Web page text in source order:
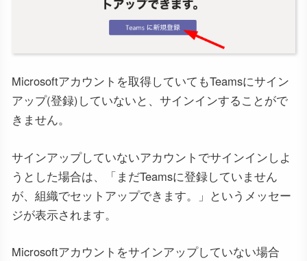
Microsoftアカウントを取得していてもTeamsにサイン
アップ(登録)していないと、サインインすることがで
きません。
サインアップしていないアカウントでサインインしよ
うとした場合は、「まだTeamsに登録していません
が、組織でセットアップできます。」というメッセー
ジが表示されます。
Microsoftアカウントをサインアップしていない場合